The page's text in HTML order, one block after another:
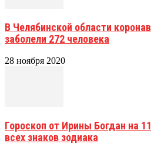
В Челябинской области
заболели 272 человека
28 ноября 2020
Гороскоп от Ирины Богдан на
всех знаков зодиака